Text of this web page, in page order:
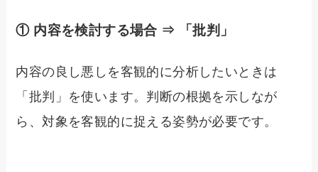
① 内容を検討する場合 ⇒ 「批判」
内容の良し悪しを客観的に分析したいときは
「批判」を使います。判断の根拠を示しなが
ら、対象を客観的に捉える姿勢が必要です。